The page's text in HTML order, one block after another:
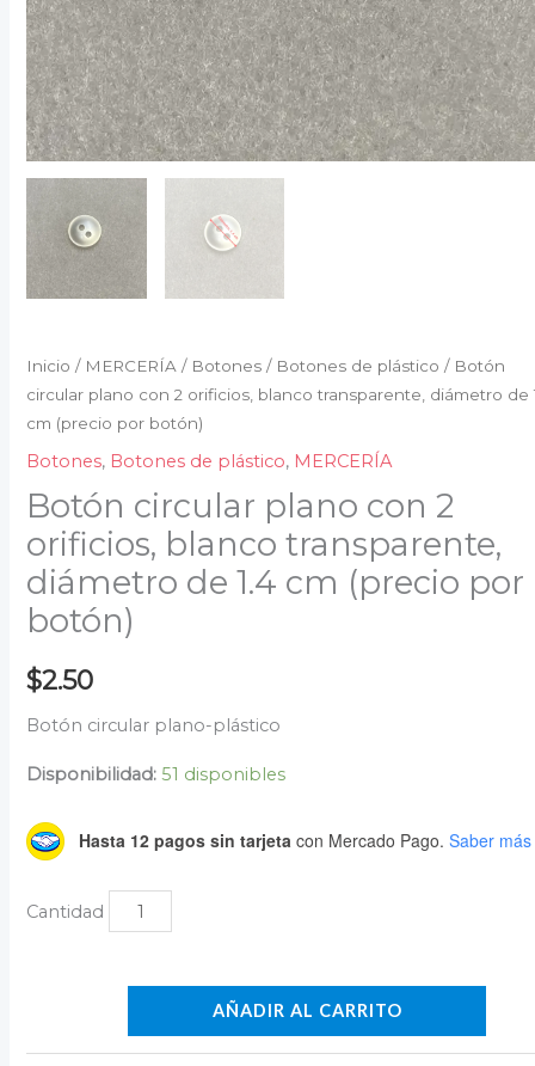
Inicio / MERCERÍA / Botones / Botones de plástico / Botón
circular plano con 2 orificios, blanco transparente, diámetro de
cm (precio por botón)
Botones, Botones de plástico, MERCERÍA
Botón circular plano con 2
orificios, blanco transparente,
diámetro de 1.4 cm (precio por
botón)
$2.50
Botón circular plano-plástico
Disponibilidad: 51 disponibles
Hasta 12 pagos sin tarjeta con Mercado Pago. Saber más
(precio
por
botón)
cantidad
AÑADIR AL CARRITO